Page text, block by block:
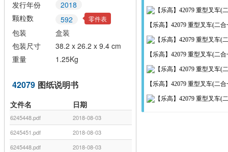
发行年份
2018
颗粒数
592 零件表
包装
盒装
包装尺寸
38.2 x 26.2 x 9.4 cm
重量
1.25Kg
42079 图纸说明书
文件名 日期
6245448.pdf
2018-08-03
6245451.pdf
2018-08-03
6245448.pdf
2018-08-03
【乐高】42079 重型叉车(二
【乐高】42079 重型叉车(二
【乐高】42079 重型叉车(二